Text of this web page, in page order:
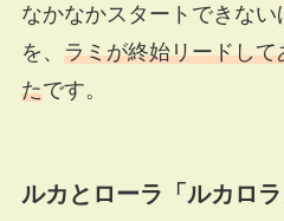
なかなかスタートできな
を、 ラミが終始リードし
たです。
ルカとローラ「ルカロラ